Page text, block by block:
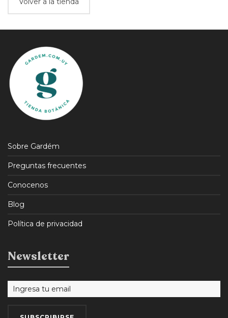
Sobre Gardém
Preguntas frecuentes
Conocenos
Blog
Política de privacidad
Newsletter